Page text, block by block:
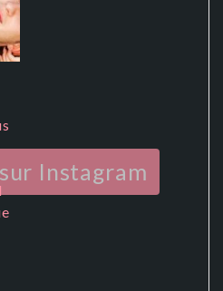
Instagram